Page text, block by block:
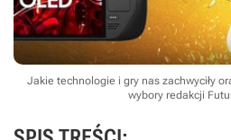
Jakie technologie i gry nas zachwyciły
wybory redakcji